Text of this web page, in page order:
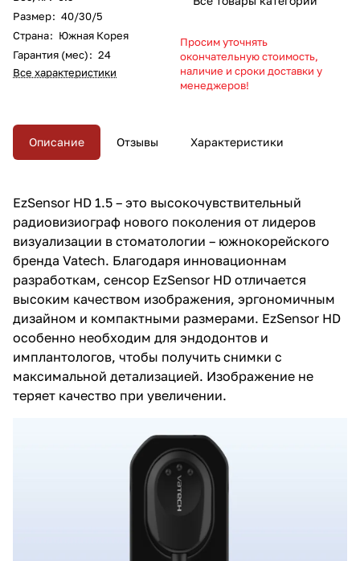
Размер: 40/30/5
Страна: Южная Корея
Гарантия (мес): 24
Все характеристики
Просим уточнять
окончательную стоимость,
наличие и сроки доставки у
менеджеров!
Описание Отзывы Характеристики
EzSensor HD 1.5 – это высокочувствительный
радиовизиограф нового поколения от лидеров
визуализации в стоматологии – южнокорейского
бренда Vatech. Благодаря инновационнам
разработкам, сенсор EzSensor HD отличается
высоким качеством изображения, эргономичным
дизайном и компактными размерами. EzSensor HD
особенно необходим для эндодонтов и
имплантологов, чтобы получить снимки с
максимальной детализацией. Изображение не
теряет качество при увеличении.